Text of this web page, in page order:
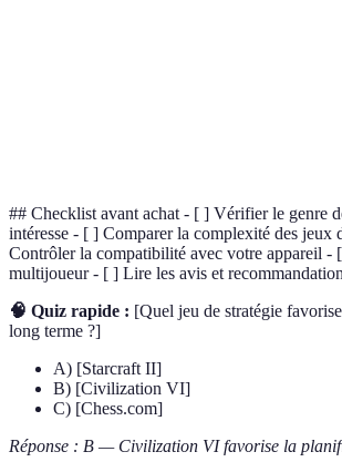
## Checklist avant achat - [ ] Vérifier le genre
intéresse - [ ] Comparer la complexité des jeux
Contrôler la compatibilité avec votre appareil -
multijoueur - [ ] Lire les avis et
🧠 Quiz rapide : [Quel jeu de stratégie
long terme ?]
A) [Starcraft II]
B) [Civilization VI]
C) [Chess.com]
Réponse : B — Civilization VI favorise la